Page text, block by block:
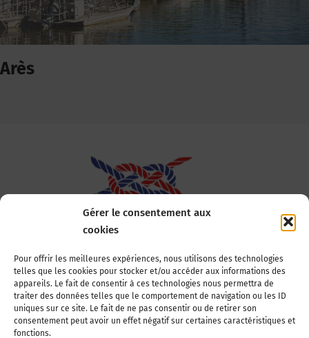
Gérer le consentement aux
cookies
Pour offrir les meilleures expériences, nous utilisons des technologies
telles que les cookies pour stocker et/ou accéder aux informations des
appareils. Le fait de consentir à ces technologies nous permettra de
traiter des données telles que le comportement de navigation ou les ID
uniques sur ce site. Le fait de ne pas consentir ou de retirer son
consentement peut avoir un effet négatif sur certaines caractéristiques et
fonctions.
Arès
Association Nationale des Elus des Littoraux
22, boulevard de la Tour-Maubourg
75007 Paris
Tél : 01 44 11 11 70
E-mail : anel-secretariat@anel.asso.fr